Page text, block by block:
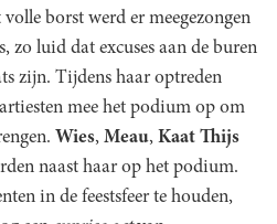
borst werd er meegezongen
zo luid dat excuses aan de buren
zijn. Tijdens haar optreden
mee het podium op om
Wies, Meau, Kaat Thijs
naast haar op het podium.
in de feestsfeer te houden,